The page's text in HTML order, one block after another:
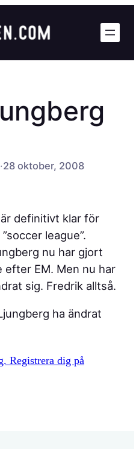
·28 oktober, 2008
definitivt klar för
league”.
nu har gjort
efter EM. Men nu har
sig. Fredrik alltså.
ha ändrat
Registrera dig på